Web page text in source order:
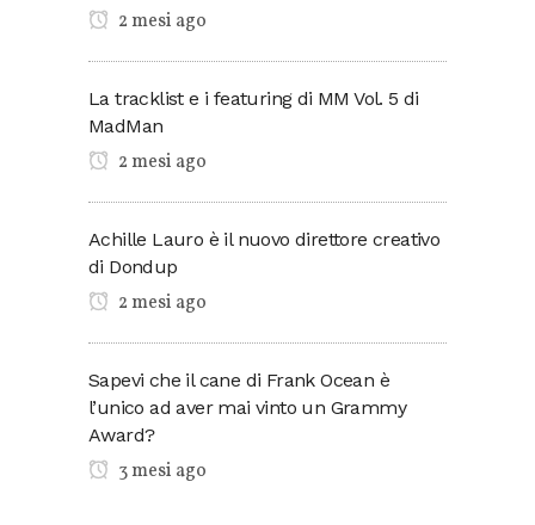
2 mesi ago
La tracklist e i featuring di MM Vol. 5 di
MadMan
2 mesi ago
Achille Lauro è il nuovo direttore creativo
di Dondup
2 mesi ago
Sapevi che il cane di Frank Ocean è
l’unico ad aver mai vinto un Grammy
Award?
3 mesi ago